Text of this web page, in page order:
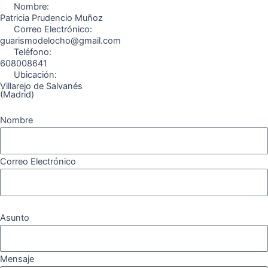
o
k
a
m
Nombre:
Patricia Prudencio Muñoz
Correo Electrónico:
guarismodelocho@gmail.com
Teléfono:
608008641
Ubicación:
Villarejo de Salvanés
(Madrid)
Nombre
Correo Electrónico
Asunto
Mensaje